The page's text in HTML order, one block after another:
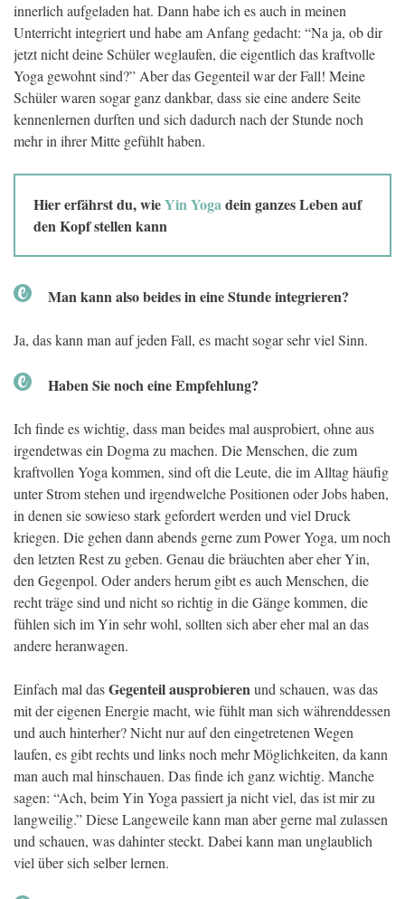
innerlich aufgeladen hat. Dann habe ich es auch in meinen
Unterricht integriert und habe am Anfang gedacht: “Na ja, ob dir
jetzt nicht deine Schüler weglaufen, die eigentlich das kraftvolle
Yoga gewohnt sind?” Aber das Gegenteil war der Fall! Meine
Schüler waren sogar ganz dankbar, dass sie eine andere Seite
kennenlernen durften und sich dadurch nach der Stunde noch
mehr in ihrer Mitte gefühlt haben.
Hier erfährst du, wieYin Yogadein ganzes Leben auf
den Kopf stellen kann
Man kann also beides in eine Stunde integrieren?
Ja, das kann man auf jeden Fall, es macht sogar sehr viel Sinn.
Haben Sie noch eine Empfehlung?
Ich finde es wichtig, dass man beides mal ausprobiert, ohne aus
irgendetwas ein Dogma zu machen. Die Menschen, die zum
kraftvollen Yoga kommen, sind oft die Leute, die im Alltag häufig
unter Strom stehen und irgendwelche Positionen oder Jobs haben,
in denen sie sowieso stark gefordert werden und viel Druck
kriegen. Die gehen dann abends gerne zum Power Yoga, um noch
den letzten Rest zu geben. Genau die bräuchten aber eher Yin,
den Gegenpol. Oder anders herum gibt es auch Menschen, die
recht träge sind und nicht so richtig in die Gänge kommen, die
fühlen sich im Yin sehr wohl, sollten sich aber eher mal an das
andere heranwagen.
Einfach mal dasGegenteil ausprobierenund schauen, was das
mit der eigenen Energie macht, wie fühlt man sich währenddessen
und auch hinterher? Nicht nur auf den eingetretenen Wegen
laufen, es gibt rechts und links noch mehr Möglichkeiten, da kann
man auch mal hinschauen. Das finde ich ganz wichtig. Manche
sagen: “Ach, beim Yin Yoga passiert ja nicht viel, das ist mir zu
langweilig.” Diese Langeweile kann man aber gerne mal zulassen
und schauen, was dahinter steckt. Dabei kann man unglaublich
viel über sich selber lernen.